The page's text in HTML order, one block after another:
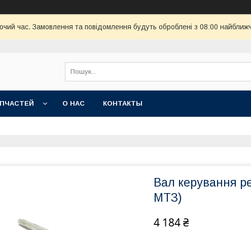
час. Замовлення та повідомлення будуть оброблені з 08:00
О НАС КОНТАКТЫ
Вал керування
МТЗ)
4 184 ₴